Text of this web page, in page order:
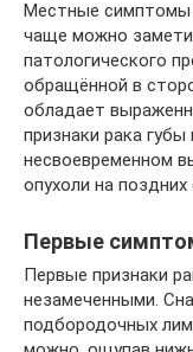
Местные симптомы
чаще можно
патологического
обращённой в
обладает
признаки рака губы
несвоевременном
опухоли на поздних
Первые
Первые признаки
незамеченными.
подбородочных